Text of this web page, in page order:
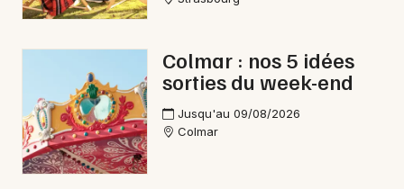
Newsletter des sorties
Artistes en tournée
Actus en Allemagne
Colmar : nos 5 idées
sorties du week-end
Jusqu'au 09/08/2026
Colmar